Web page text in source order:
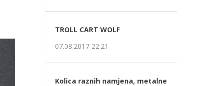
TROLL CART WOLF
07.08.2017 22:21
Kolica raznih namjena, metalne